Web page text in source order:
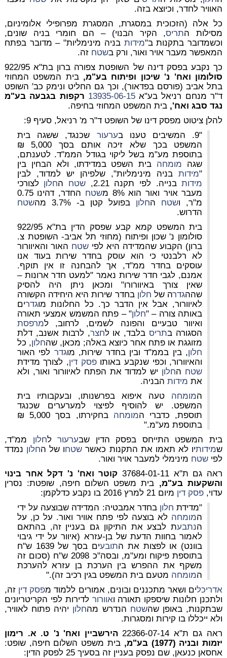
האוויר לחדר, וכיוצא בזה.
כל אלה (הזכוכית במסגרת, המסגרת מפרופילי אלומיניום,
מסילות התריס, הקיר הבנוי) – הם חומרי בניה שונים,
וכשמדובר בתקנות ב"מידות בניה מינימליות" – מדובר בפתח
המאפשר מעבר אויר ואור, ורק בשטח זה.
כך נקבע בפסק דינה של השופטת צפורה ברון בת"א 922/95
סולומון ואח' נ' שיכון ופיתוח בע"מ, בית המשפט המחוזי
בתל אביב (פורסם בפדאור), וכך גם החליט ונימק כב' השופט
ד"ר מנחם רניאל בע"א13935-06-15 רקפות בגבעה בע"מ
נגד סבג ואח', בית המשפט המחוזי בחיפה.
להלן ציטוט מפסק דינו של השופט ד"ר מ' רניאל, סעיף 9:
"9. המשיבים טענו ב
ערעור שכנגד, ששגה בית
המשפט בכך שלא זיכה אותם בסך 5,000 ₪
בתוספת מע"מ בשל ליקוי בגודל הממ"ד. לטענתם,
שגה מומחה בית השפט במדידתו, ולא הבחין בין
"מידותבניה מינימליות", שלפיהן יש למדוד, לבין
מידותבנייה. לפי תקנה 2.21, שטח החלון לצורכי
מעבר אויר ואור הוא 8% מ
שטח
החדר, דהינו 0.75
מ"ר, ושטח החלון בפועל קטן ב- 3.7% מה
שטח
הדרוש.
בית המשפט קמא קבע שפסק הדין בת"א 922/95
סולומון נ' שכון ופיתוח (מחוזי תל אביב- השופטת צ.
ברון) הקבוע שהמדידה היא לפישטח האור והאיוורור
לא רלבנטי כי הוא עוסק בחדר שירות בעוד אנו
עוסקים בחדר ממ"ד, אך להבחנה זו אין תוקף.
אמנם, לגבי חדר שירות נאמר "למעט חדר ארונות –
שאין צורך באיוורורו" ומכאן ניתן היה להסיק
שההגדרה של חלון בחדר שירות היא היחידה הקשורה
לאיוורור, אבל אין הדבר כך. כל החלונות מוגדרים
באותה צורה – "חלון" – פתח המשמש אמצעי תאורה
ואיוור טבעיים והפונה לשמים, לרחוב, למרפסת
הסגורה בתריסבלבד, או לחצר, לרבות אשנב, דלת
מזוגגת או פתח אחר כיוצא באלה; מכאן, שהחלון, כל
חלון, בין בממ"ד ובין בחדר שירות, מוגדר לפי האור
והאיוורור, וכפי שנקבע באותופסק דין, לצורך מדידת
שטח החלון יש למדוד את הפתח לאיוורור ואור, ולא
את מידותהבניה.
המומחה טעה איפוא בפרשנותו, ובעקבותיו בית
המשפט. יש להוסיף לפיצוי למערערים שכנגד
תוספת, כדברי המומחה
בחקירתו, בסך 5,000 ₪
בתוספת מע"מ."
בית המשפט התייחס בפסק הדין שבערעורלחלון ממ"ד,
שמידותיו לא תאמו את התקנות כאשר שטחו של החלון נמדד
לפי שטח מינימלי למעבר אויר ואור.
ראה גם ת"א 37684-01-11
קוטר ואח' נ' דקל אחר בינוי
והשקעות בע"מ, בית משפט השלום חיפה, שופטת: נסרין
עדוי, פסק דין מיום 21 למרץ 2016 בו נקבע כדלקמן:
"מדידת חלון בחדר אמבטיה: המדידה שבוצעה על ידי
המומחה לא בוצעה לפי פתח אוויר ואור. על כן, על
הנתבעת לבצע את התיקון גם בעניין זה, בהתאם
לאמור בחוות הדעת של בן-עזרא (איוור על ידי גיבוי
בוונט) או לפצות את התובע
ים בסך של 1639 ש"ח
בתוספת פיקוח ומע"מ, ובסה"כ 2098 ש"ח (סכום זה
משקף את ההפרש בין הערכת בן עזרא להערכת
המומחה מטעם בית המשפט בגין רכיב זה)."
אדריכלים ושאר מתכננים ובונים, אמורים ללמוד מפסק דין זה,
ולתכנן חלונות שיספקו תאורה ואוורור לדירות לפי הקריטריונים
שבתקנות, באופן שהשטח הנדרש מהחלון יהיה פתוח לאוויר,
ולא ייכללו בו קירות ומסגרות.
ראה גם ת"א 22366-07-14
הירשביין ואח' נ' ט. א. רימון
יזמות ובניה (1977) בע"מ,
בית משפט השלום חיפה, שופט:
אחסאן כנעאן, שם נפסק בעניין זה בסעיך 25 לפסק הדין: